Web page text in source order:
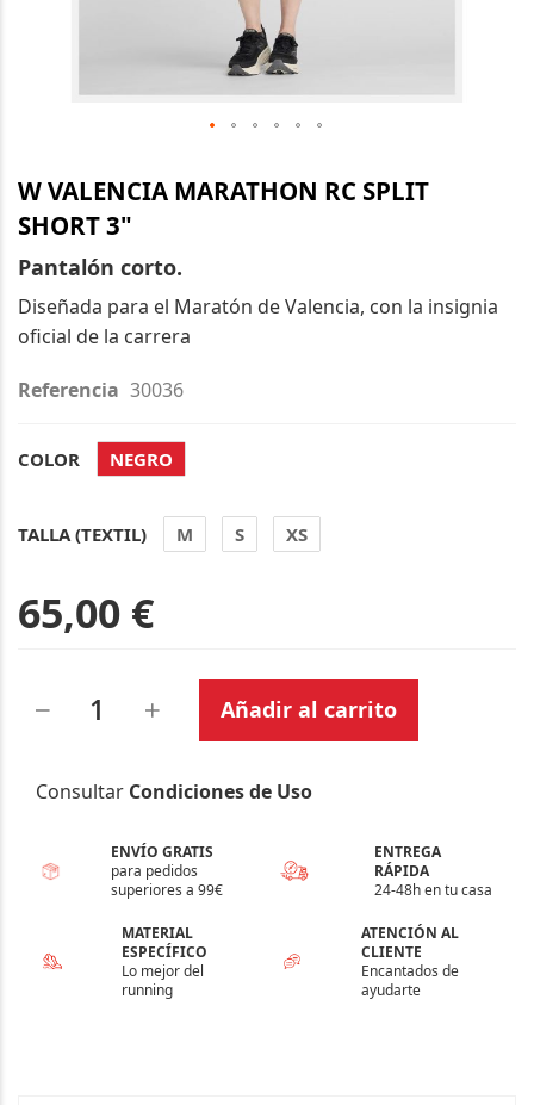
al
comienzo
la
galería
de
W VALENCIA MARATHON RC SPLIT
SHORT 3"
Pantalón corto.
Diseñada para el Maratón de Valencia, con la insignia
oficial de la carrera
Referencia 30036
COLOR NEGRO
TALLA (TEXTIL) M S XS
65,00 €
Añadir al carrito
Consultar Condiciones de Uso
ENVÍO GRATIS
para pedidos
superiores a 99€
ENTREGA
RÁPIDA
24-48h en tu casa
MATERIAL
ESPECÍFICO
Lo mejor del
running
ATENCIÓN AL
CLIENTE
Encantados de
ayudarte